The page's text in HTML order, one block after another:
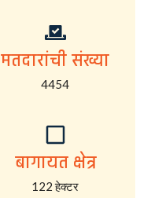
मतदारांची संख्या
4454
बागायत क्षेत्र
122 हेक्टर